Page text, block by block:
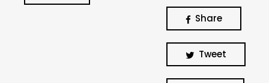
Share
Tweet